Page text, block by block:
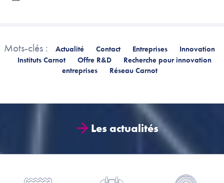
Mots-clés : Actualité Contact Entreprises
Innovation
Instituts Carnot
Offre R&D
Recherche pour innovation
entreprises
Réseau Carnot
Les actualités